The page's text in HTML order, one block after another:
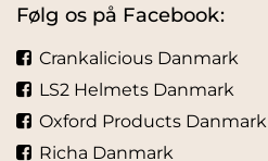
Følg os på Facebook:
Crankalicious Danmark
LS2 Helmets Danmark
Oxford Products Danmark
Richa Danmark